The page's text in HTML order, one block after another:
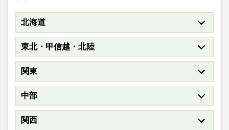
北海道
東北・甲信越・北陸
関東
中部
関西